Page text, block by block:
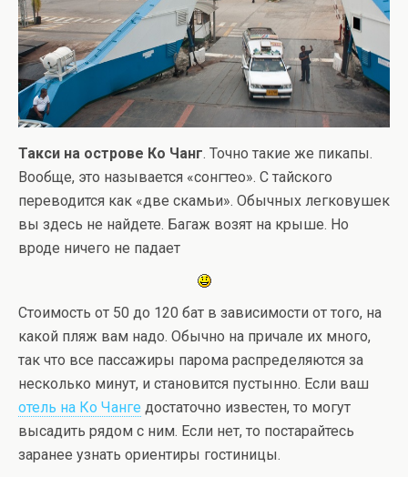
Такси на острове Ко Чанг. Точно такие же пикапы.
Вообще, это называется «сонгтео». С тайского
переводится как «две скамьи». Обычных легковушек
вы здесь не найдете. Багаж возят на крыше. Но
вроде ничего не падает
Стоимость от 50 до 120 бат в зависимости от того, на
какой пляж вам надо. Обычно на причале их много,
так что все пассажиры парома распределяются за
несколько минут, и становится пустынно. Если ваш
отель на Ко Чанге достаточно известен, то могут
высадить рядом с ним. Если нет, то постарайтесь
заранее узнать ориентиры гостиницы.